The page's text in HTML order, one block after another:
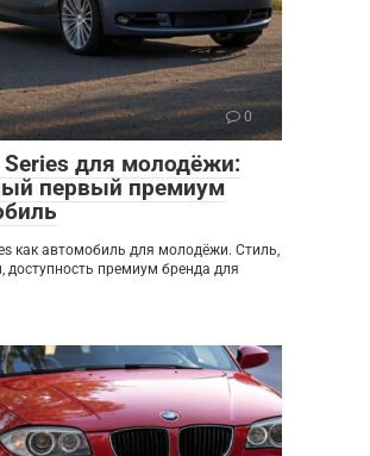
0
Series для молодёжи:
первый премиум
как автомобиль для молодёжи. Стиль,
доступность премиум бренда для